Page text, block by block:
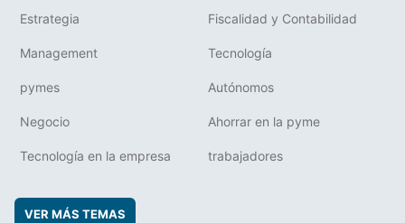
Estrategia Fiscalidad y Contabilidad
Management Tecnología
pymes Autónomos
Negocio Ahorrar en la pyme
Tecnología en la empresa trabajadores
VER MÁS TEMAS